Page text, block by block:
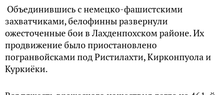
Объединившись с немецко-фашистскими
захватчиками, белофинны развернули
ожесточенные бои в Лахденпохском районе. Их
продвижение было приостановлено
погранвойсками под Ристилахти, Кирконпуола и
Куркиёки.